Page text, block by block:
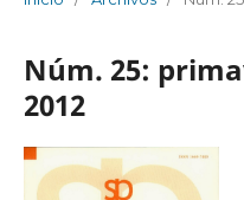
Núm. 25:
2012